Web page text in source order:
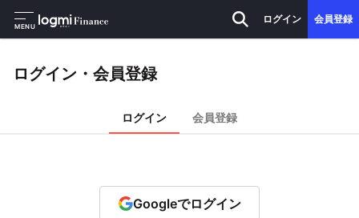
MENU
ログイン 会員登録
ログイン・会員登録
ログイン 会員登録
Googleでログイン